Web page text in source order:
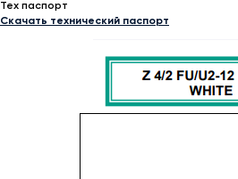
Тех паспорт
Скачать технический паспорт